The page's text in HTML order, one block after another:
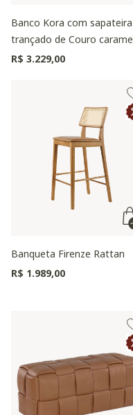
Banco Kora com sapateira
trançado de Couro
R$ 3.229,00
Banqueta Firenze Rattan
R$ 1.989,00